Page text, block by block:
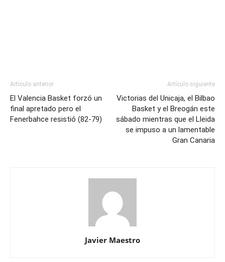
Artículo anterior
El Valencia Basket forzó un
final apretado pero el
Fenerbahce resistió (82-79)
Artículo siguiente
Victorias del Unicaja, el Bilbao
Basket y el Breogán este
sábado mientras que el Lleida
se impuso a un lamentable
Gran Canaria
Javier Maestro